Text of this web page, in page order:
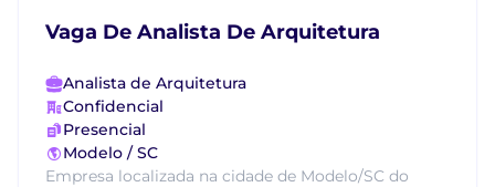
Vaga De Analista De Arquitetura
Analista de Arquitetura
Confidencial
Presencial
Modelo / SC
Empresa localizada na cidade de Modelo/SC do